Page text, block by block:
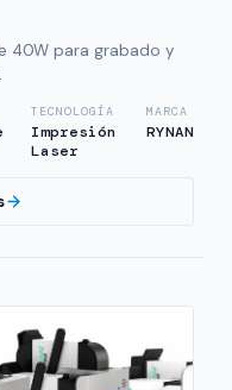
40W para grabado y
TECNOLOGÍA
Impresión
Laser
MARCA
RYNAN